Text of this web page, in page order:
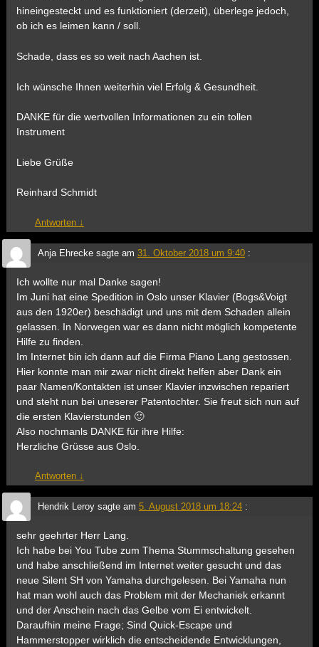
hineingesteckt und es funktioniert (derzeit), überlege jedoch,
ob ich es leimen kann / soll.
Schade, dass es so weit nach Aachen ist.
Ich wünsche Ihnen weiterhin viel Erfolg & Gesundheit.
DANKE für die wertvollen Informationen zu ein tollen
Instrument
Liebe Grüße
Reinhard Schmidt
Antworten ↓
Anja Ehreckesagte am 31. Oktober 2018 um 9:40 :
Ich wollte nur mal Danke sagen!
Im Juni hat eine Spedition in Oslo unser Klavier (Bogs&Voigt
aus den 1920er) beschädigt und uns mit dem Schaden allein
gelassen. In Norwegen war es dann nicht möglich kompetente
Hilfe zu finden.
Im Internet bin ich dann auf die Firma Piano Lang gestossen.
Hier konnte man mir zwar nicht direkt helfen aber Dank ein
paar Namen/Kontakten ist unser Klavier inzwischen repariert
und steht nun bei uneserer Patentochter. Sie freut sich nun auf
die ersten Klavierstunden 🙂
Also nochmanls DANKE für ihre Hilfe:
Herzliche Grüsse aus Oslo.
Antworten ↓
Hendrik Leroysagte am 5. August 2018 um 18:24 :
sehr geehrter Herr Lang.
Ich habe bei You Tube zum Thema Stummschaltung gesehen
und habe anschließend im Internet weiter gesucht und das
neue Silent SH von Yamaha durchgelesen. Bei Yamaha nun
hat man wohl auch das Problem mit der Mechaniek erkannt
und der Anschein nach das Gelbe vom Ei entwickelt.
Daraufhin meine Frage; Sind Quick-Escape und
Hammerstopper wirklich die entscheidende Entwicklungen,